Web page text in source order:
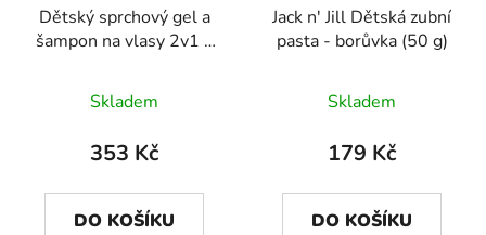
Dětský sprchový gel a
šampon na vlasy 2v1 s
Spoon 300ml
Skladem
353 Kč
DO KOŠÍKU
Jack n' Jill Dětská zubní
pasta - borůvka (50 g)
Skladem
179 Kč
DO KOŠÍKU